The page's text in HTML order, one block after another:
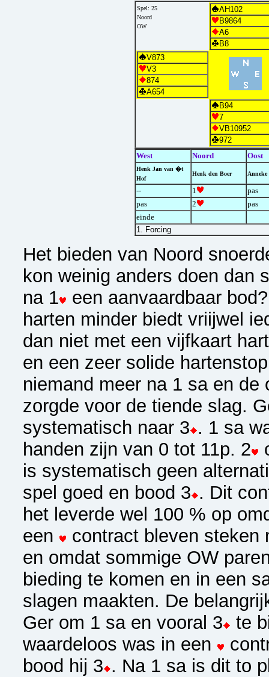
Spel: 25
Noord
OW
AH102
B9864
A6
B8
V873
V3
874
A654
B94
7
VB10952
972
West
Noord Oost
Henk Jan van �t
Hof
Henk den Boer Anneke
-- 1
pas
pas
2
pas
einde
1. Forcing
Het bieden van Noord
kon weinig anders doen dan
na 1
een aanvaardbaar
harten minder biedt vriijwel
dan niet met een vijfkaart
en een zeer solide
niemand meer na 1 sa en de
zorgde voor de tiende slag.
systematisch naar 3 . 1 sa
handen zijn van 0 tot 11p. 2
is systematisch geen
spel goed en bood 3 . Dit
het leverde wel 100 % op
een
contract bleven steken
en omdat sommige OW
bieding te komen en in een
slagen maakten. De
Ger om 1 sa en vooral 3
te
waardeloos was in een
bood hij 3 . Na 1 sa is dit to